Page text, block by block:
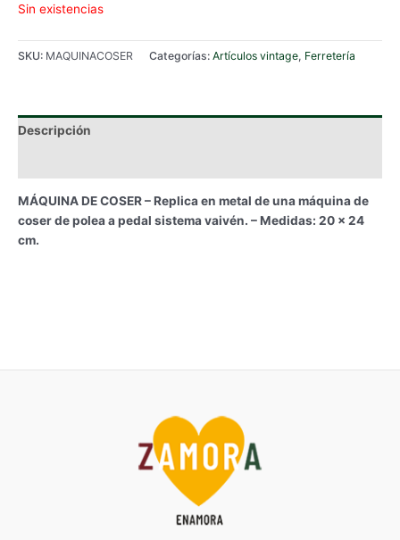
Sin existencias
SKU: MAQUINACOSER Categorías: Artículos vintage, Ferretería
Descripción
MÁQUINA DE COSER – Replica en metal de una máquina de
coser de polea a pedal sistema vaivén. – Medidas: 20 x 24
cm.